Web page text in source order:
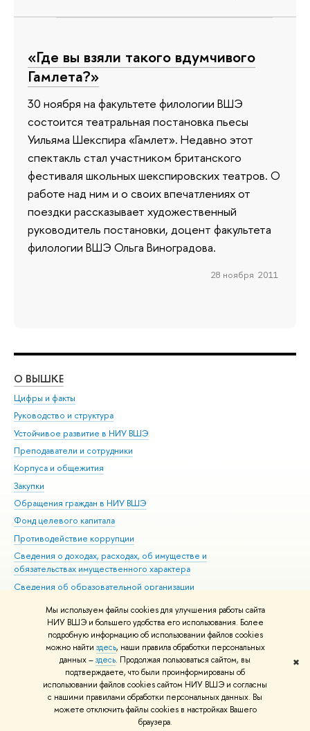
Мы используем файлы cookies для улучшения работы сайта
НИУ ВШЭ и большего удобства его использования. Более
подробную информацию об использовании файлов cookies
можно найти здесь, наши правила обработки персональных
данных –здесь. Продолжая пользоваться сайтом, вы
подтверждаете, что были проинформированы об
использовании файлов cookies сайтом НИУ ВШЭ и согласны
с нашими правилами обработки персональных данных. Вы
можете отключить файлы cookies в настройках Вашего
браузера.
✖
«Где вы взяли такого вдумчивого
Гамлета?»
30 ноября на факультете филологии ВШЭ
состоится театральная постановка пьесы
Уильяма Шекспира «Гамлет». Недавно этот
спектакль стал участником британского
фестиваля школьных шекспировских театров. О
работе над ним и о своих впечатлениях от
поездки рассказывает художественный
руководитель постановки, доцент факультета
филологии ВШЭ Ольга Виноградова.
28 ноября 2011
О ВЫШКЕ
Цифры и факты
Руководство и структура
Устойчивое развитие в НИУ ВШЭ
Преподаватели и сотрудники
Корпуса и общежития
Закупки
Обращения граждан в НИУ ВШЭ
Фонд целевого капитала
Противодействие коррупции
Сведения о доходах, расходах, об имуществе и
обязательствах имущественного характера
Сведения об образовательной организации
Людям с ограниченными возможностями здоровья
Единая платежная страница
Работа в Вышке
© НИУ ВШЭ 1993–2026 Адреса и контакты Условия использования
материалов Политика конфиденциальности Карта сайта
Шрифты HSE Sans и HSE Slab разработаны вШколе дизайна НИУ ВШЭ